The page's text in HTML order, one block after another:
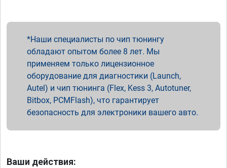
Наши специалисты по чип тюнингу
обладают опытом более 8 лет. Мы
применяем только лицензионное
оборудование для диагностики (Launch,
Autel) и чип тюнинга (Flex, Kess 3, Autotuner,
Bitbox, PCMFlash), что гарантирует
безопасность для электроники вашего авто.
Ваши действия: